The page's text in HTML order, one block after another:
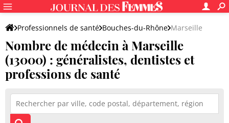
Professionnels de santé Bouches-du-Rhône Marseille
Nombre de médecin à Marseille
(13000) : généralistes, dentistes et
professions de santé